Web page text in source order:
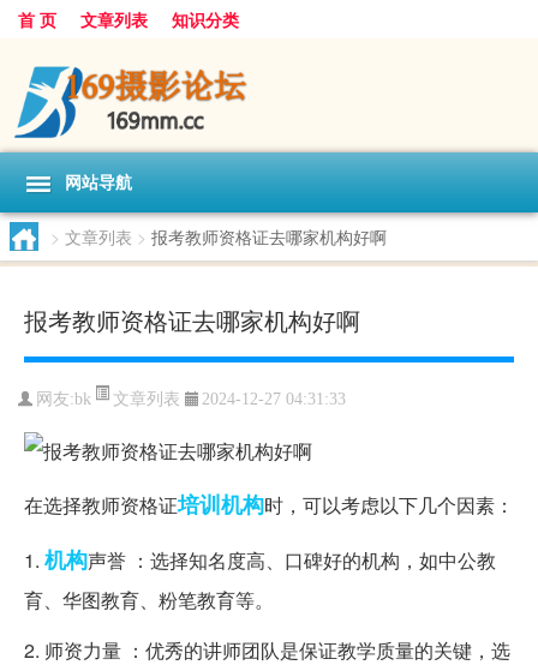
首 页 文章列表 知识分类
网站导航
> 文章列表 > 报考教师资格证去哪家机构好啊
报考教师资格证去哪家机构好啊
网友:bk 文章列表 2024-12-27 04:31:33
在选择教师资格证培训机构时，可以考虑以下几个因素：
1. 机构声誉 ：选择知名度高、口碑好的机构，如中公教
育、华图教育、粉笔教育等。
2. 师资力量 ：优秀的讲师团队是保证教学质量的关键，选